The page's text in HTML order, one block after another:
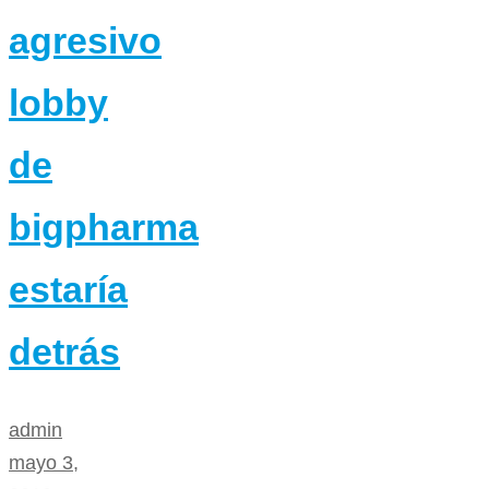
agresivo
lobby
de
bigpharma
estaría
detrás
admin
mayo 3,